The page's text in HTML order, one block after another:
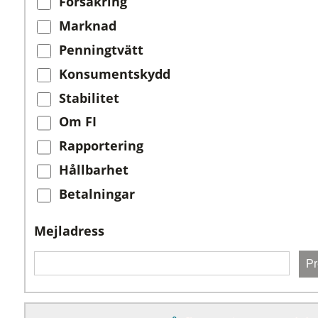
Marknad
Penningtvätt
Konsumentskydd
Stabilitet
Om FI
Rapportering
Hållbarhet
Betalningar
Mejladress